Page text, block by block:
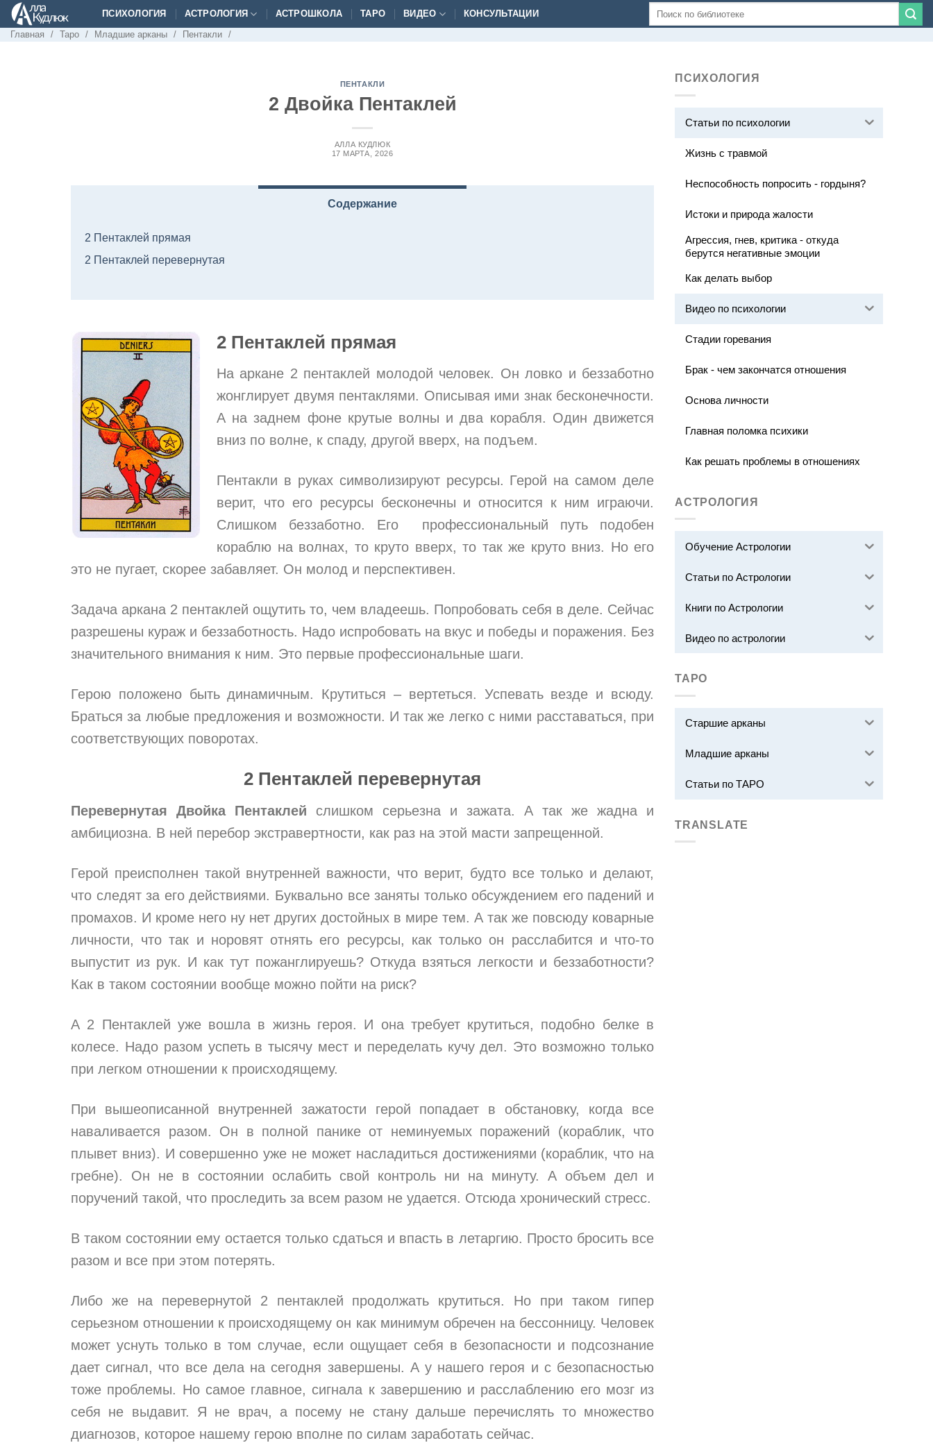
Skip
to
ПСИХОЛОГИЯ АСТРОЛОГИЯ АСТРОШКОЛА ТАРО ВИДЕО
КОНСУЛЬТАЦИИ
Главная
/ Таро / Младшие арканы / Пентакли /
ПЕНТАКЛИ
2 Двойка Пентаклей
АЛЛА КУДЛЮК
17 МАРТА, 2026
Содержание
2 Пентаклей прямая
2 Пентаклей перевернутая
2 Пентаклей прямая
На аркане 2 пентаклей молодой человек. Он ловко и беззаботно
жонглирует двумя пентаклями. Описывая ими знак бесконечности.
А на заднем фоне крутые волны и два корабля. Один движется
вниз по волне, к спаду, другой вверх, на подъем.
Пентакли в руках символизируют ресурсы. Герой на самом деле
верит, что его ресурсы бесконечны и относится к ним играючи.
Слишком беззаботно. Его профессиональный путь подобен
кораблю на волнах, то круто вверх, то так же круто вниз. Но его
это не пугает, скорее забавляет. Он молод и перспективен.
Задача аркана 2 пентаклей ощутить то, чем владеешь. Попробовать себя в деле. Сейчас
разрешены кураж и беззаботность. Надо испробовать на вкус и победы и поражения. Без
значительного внимания к ним. Это первые профессиональные шаги.
Герою положено быть динамичным. Крутиться – вертеться. Успевать везде и всюду.
Браться за любые предложения и возможности. И так же легко с ними расставаться, при
соответствующих поворотах.
2 Пентаклей перевернутая
Перевернутая Двойка Пентаклей слишком серьезна и зажата. А так же жадна и
амбициозна. В ней перебор экстравертности, как раз на этой масти запрещенной.
Герой преисполнен такой внутренней важности, что верит, будто все только и делают,
что следят за его действиями. Буквально все заняты только обсуждением его падений и
промахов. И кроме него ну нет других достойных в мире тем. А так же повсюду коварные
личности, что так и норовят отнять его ресурсы, как только он расслабится и что-то
выпустит из рук. И как тут пожанглируешь? Откуда взяться легкости и беззаботности?
Как в таком состоянии вообще можно пойти на риск?
А 2 Пентаклей уже вошла в жизнь героя. И она требует крутиться, подобно белке в
колесе. Надо разом успеть в тысячу мест и переделать кучу дел. Это возможно только
при легком отношении к происходящему.
При вышеописанной внутренней зажатости герой попадает в обстановку, когда все
наваливается разом. Он в полной панике от неминуемых поражений (кораблик, что
плывет вниз). И совершенно уже не может насладиться достижениями (кораблик, что на
гребне). Он не в состоянии ослабить свой контроль ни на минуту. А объем дел и
поручений такой, что проследить за всем разом не удается. Отсюда хронический стресс.
В таком состоянии ему остается только сдаться и впасть в летаргию. Просто бросить все
разом и все при этом потерять.
Либо же на перевернутой 2 пентаклей продолжать крутиться. Но при таком гипер
серьезном отношении к происходящему он как минимум обречен на бессонницу. Человек
может уснуть только в том случае, если ощущает себя в безопасности и подсознание
дает сигнал, что все дела на сегодня завершены. А у нашего героя и с безопасностью
тоже проблемы. Но самое главное, сигнала к завершению и расслаблению его мозг из
себя не выдавит. Я не врач, а посему не стану дальше перечислять то множество
диагнозов, которое нашему герою вполне по силам заработать сейчас.
ПСИХОЛОГИЯ
Статьи по психологии
Жизнь с травмой
Неспособность попросить - гордыня?
Истоки и природа жалости
Агрессия, гнев, критика - откуда
берутся негативные эмоции
Как делать выбор
Видео по психологии
Стадии горевания
Брак - чем закончатся отношения
Основа личности
Главная поломка психики
Как решать проблемы в отношениях
АСТРОЛОГИЯ
Обучение Астрологии
Статьи по Астрологии
Книги по Астрологии
Видео по астрологии
ТАРО
Старшие арканы
Младшие арканы
Статьи по ТАРО
TRANSLATE